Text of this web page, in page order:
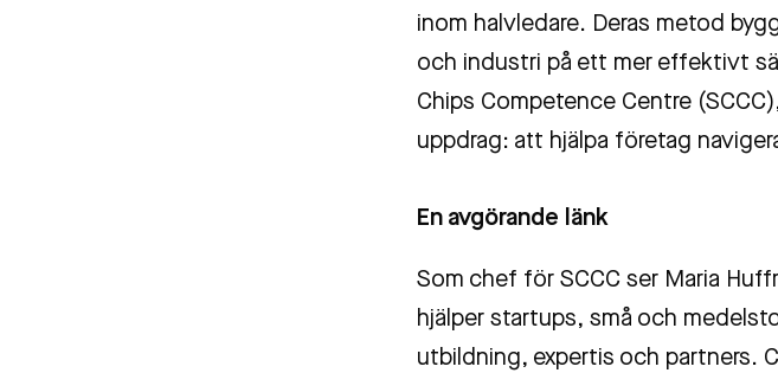
inom halvledare. Deras metod
och industri på ett mer effektivt
Chips Competence Centre
uppdrag: att hjälpa företag
En avgörande länk
Som chef för SCCC ser Maria
hjälper startups, små och
utbildning, expertis och partners.